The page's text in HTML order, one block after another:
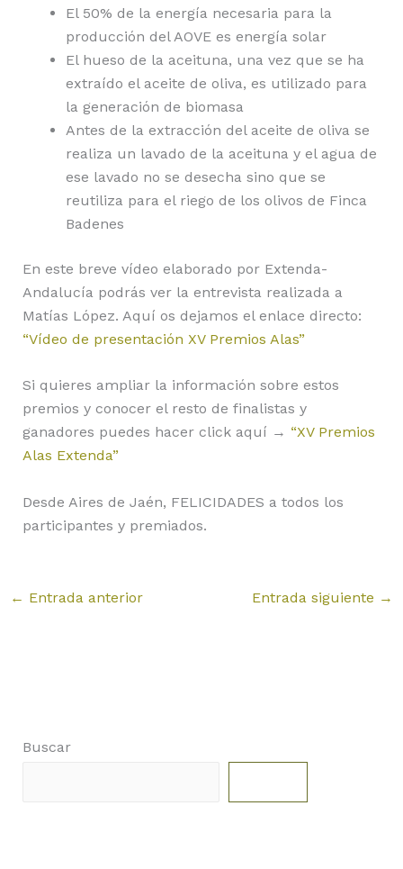
El 50% de la energía necesaria para la
producción del AOVE es energía solar
El hueso de la aceituna, una vez que se ha
extraído el aceite de oliva, es utilizado para
la generación de biomasa
Antes de la extracción del aceite de oliva se
realiza un lavado de la aceituna y el agua de
ese lavado no se desecha sino que se
reutiliza para el riego de los olivos de Finca
Badenes
En este breve vídeo elaborado por Extenda-
Andalucía podrás ver la entrevista realizada a
Matías López. Aquí os dejamos el enlace directo:
“Vídeo de presentación XV Premios Alas”
Si quieres ampliar la información sobre estos
premios y conocer el resto de finalistas y
ganadores puedes hacer click aquí → “XV Premios
Alas Extenda”
Desde Aires de Jaén, FELICIDADES a todos los
participantes y premiados.
← Entrada anterior Entrada siguiente →
Buscar